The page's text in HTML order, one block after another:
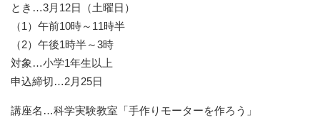
とき…3月12日（土曜日）
（1）午前10時～11時半
（2）午後1時半～3時
対象…小学1年生以上
申込締切…2月25日
講座名…科学実験教室「手作りモーターを作ろう」